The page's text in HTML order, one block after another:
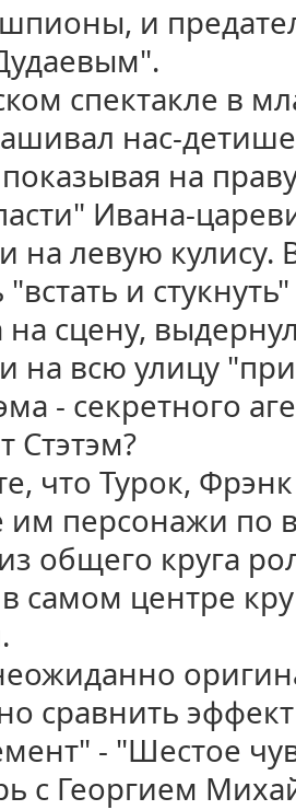
и
спектакле в
нас-
на
Ивана-
на левую
и
сцену,
на всю улицу "при
- секретного
Стэтэм?
что Турок,
им персонажи по
общего круга
самом центре
сравнить
- "Шестое
с Георгием